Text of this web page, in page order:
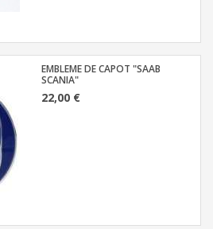
EMBLEME DE CAPOT "SAAB
SCANIA"
22,00 €